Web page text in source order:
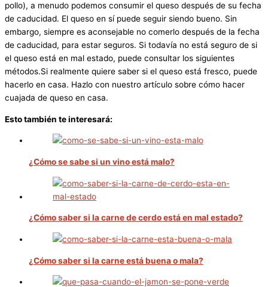
pollo), a menudo podemos consumir el queso después de su fecha
de caducidad. El queso en sí puede seguir siendo bueno. Sin
embargo, siempre es aconsejable no comerlo después de la fecha
de caducidad, para estar seguros. Si todavía no está seguro de si
el queso está en mal estado, puede consultar los siguientes
métodos.Si realmente quiere saber si el queso está fresco, puede
hacerlo en casa. Hazlo con nuestro artículo sobre cómo hacer
cuajada de queso en casa.
Esto también te interesará:
¿Cómo se sabe si un vino está malo?
¿Cómo saber si la carne de cerdo está en mal estado?
¿Cómo saber si la carne está buena o mala?